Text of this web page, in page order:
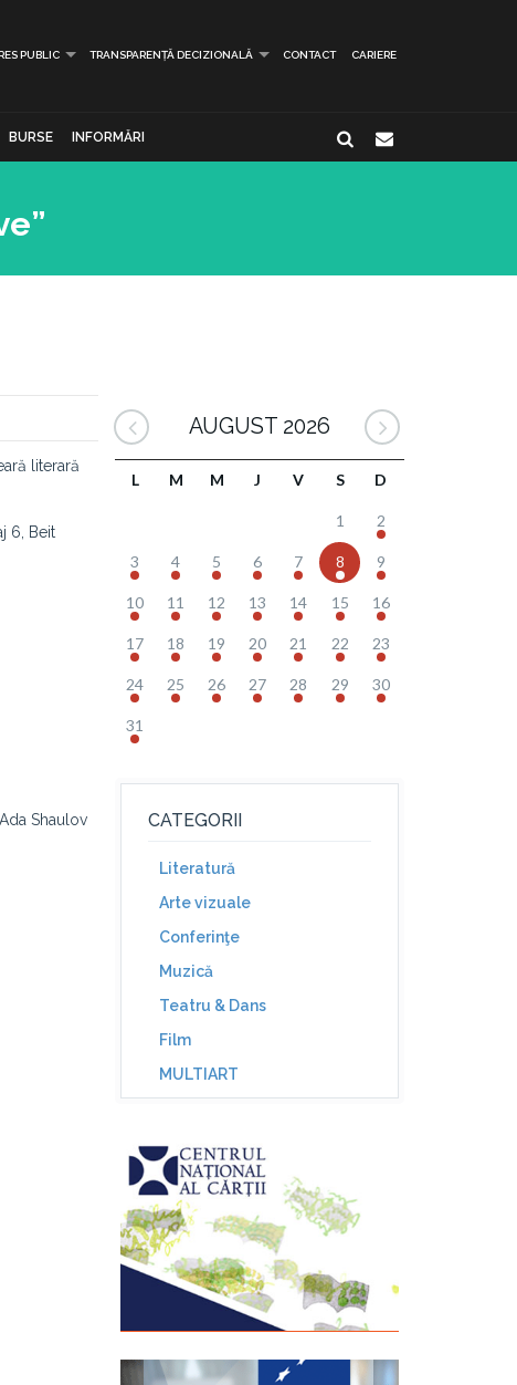
PUBLIC TRANSPARENȚĂ DECIZIONALĂ CONTACT CARIERE
BURSE INFORMĂRI
literară
6, Beit
Shaulov
AUGUST 2026
L M M J V S D
1 2
3 4 5 6 7 8 9
10 11 12 13 14 15 16
17 18 19 20 21 22 23
24 25 26 27 28 29 30
31
CATEGORII
Literatură
Arte vizuale
Conferinţe
Muzică
Teatru & Dans
Film
MULTIART